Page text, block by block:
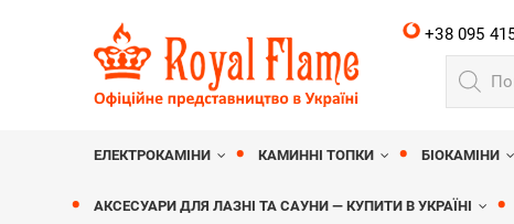
+38 095
Пошук
товарів
ЕЛЕКТРОКАМІНИ КАМИННІ ТОПКИ БІОКАМІНИ
АКСЕСУАРИ ДЛЯ ЛАЗНІ ТА САУНИ — КУПИТИ В УКРАЇНІ